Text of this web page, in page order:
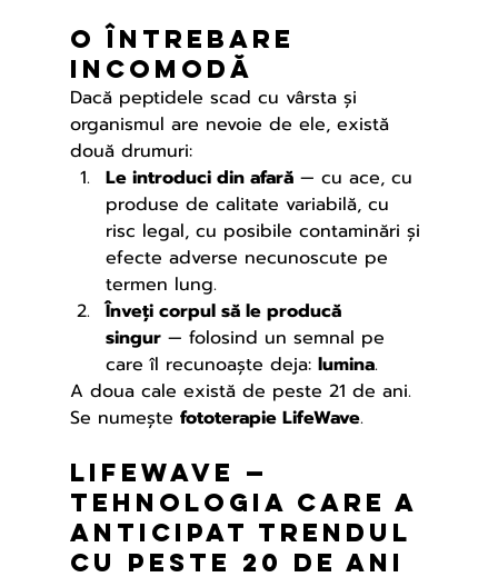
O întrebare
incomodă
Dacă peptidele scad cu vârsta și
organismul are nevoie de ele, există
două drumuri:
Le introduci din afară — cu ace, cu
produse de calitate variabilă, cu
risc legal, cu posibile contaminări și
efecte adverse necunoscute pe
termen lung.
Înveți corpul să le producă
singur — folosind un semnal pe
care îl recunoaște deja: lumina.
A doua cale există de peste 21 de ani.
Se numește fototerapie LifeWave.
LifeWave —
tehnologia care a
anticipat trendul
cu peste 20 de ani